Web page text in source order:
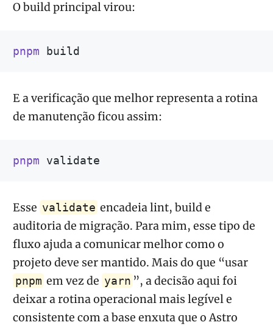
O build principal virou:
pnpm
E a verificação que melhor representa a rotina
de manutenção ficou assim:
pnpm
Esse validate encadeia lint, build e
auditoria de migração. Para mim, esse tipo de
fluxo ajuda a comunicar melhor como o
projeto deve ser mantido. Mais do que “usar
pnpm em vez de yarn ”, a decisão aqui foi
deixar a rotina operacional mais legível e
consistente com a base enxuta que o Astro